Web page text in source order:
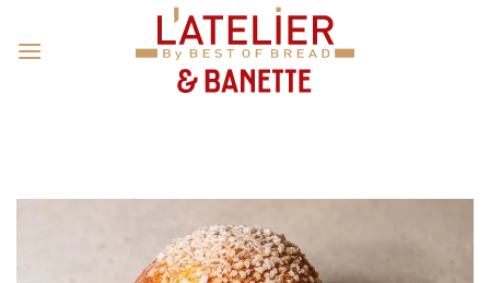
au